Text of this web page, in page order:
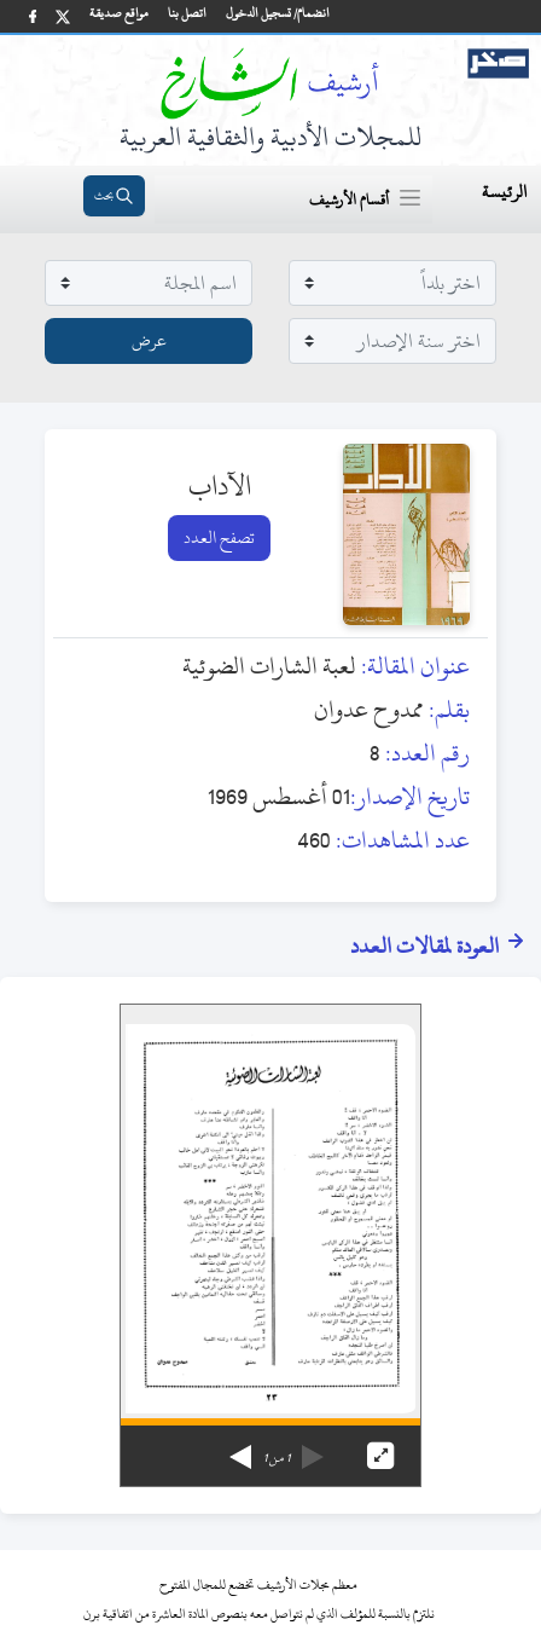
مواقع صديقة اتصل بنا انضمام/ تسجيل الدخول
للمجلات الأدبية والثقافية العربية
الرئيسة أقسام الأرشيف بحث
الآداب
تصفح العدد
عنوان المقالة:لعبة الشارات الضوئية
بقلم:ممدوح عدوان
رقم العدد:8
تاريخ الإصدار:01 أغسطس 1969
عدد المشاهدات:460
العودة لمقالات العدد
1من1
معظم مجلات الأرشيف تخضع للمجال المفتوح
نلتزم بالنسبة للمؤلف الذي لم نتواصل معه بنصوص المادة العاشرة من اتفاقية برن